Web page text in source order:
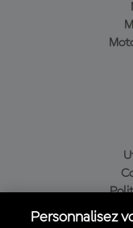
Personnalisez